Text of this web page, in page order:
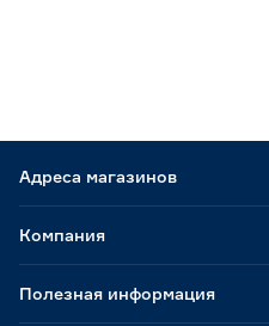
Адреса магазинов
Компания
Полезная информация